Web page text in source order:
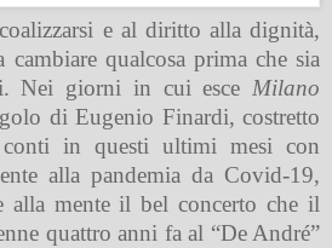
e al diritto alla dignità,
qualcosa prima che sia
Nei giorni in cui esce Milano
di Eugenio Finardi, costretto
in questi ultimi mesi con
alla pandemia da Covid-19,
alla mente il bel concerto che il
quattro anni fa al “De André”